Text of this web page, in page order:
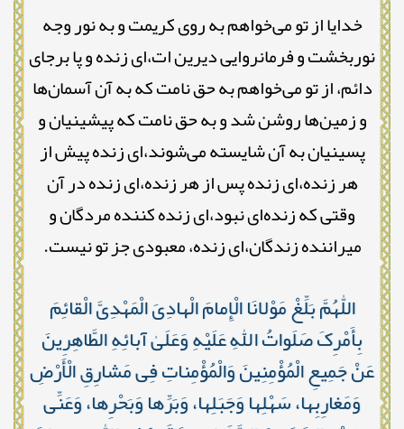
خدایا از تو می‌خواهم به روی کریمت و به نور وجه
نوربخشت و فرمانروایی دیرین ات،‌ای زنده و پا برجای
دائم، از تو می‌خواهم به حق نامت که به آن آسمان‌ها
و زمین‌ها روشن شد و به حق نامت که پیشینیان و
پسینیان به آن شایسته می‌شوند،‌ای زنده پیش از
هر زنده،‌ای زنده پس از هر زنده،‌ای زنده در آن
وقتی که زنده‌ای نبود،‌ای زنده کننده مردگان و
میراننده زندگان،‌ای زنده، معبودی جز تو نیست.
اللّٰهُمَّ بَلِّغْ مَوْلانَا الْإِمامَ الْهادِیَ الْمَهْدِیَّ الْقائِمَ
بِأَمْرِکَ صَلَواتُ اللّٰهِ عَلَیْهِ وَعَلَىٰ آبائِهِ الطَّاهِرِینَ
عَنْ جَمِیعِ الْمُؤْمِنِینَ وَالْمُؤْمِناتِ فِی مَشارِقِ الْأَرْضِ
وَمَغارِبِها، سَهْلِها وَجَبَلِها، وَبَرِّها وَبَحْرِها، وَعَنِّی